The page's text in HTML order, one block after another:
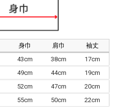
身巾 肩巾
袖丈
43cm 38cm
17cm
49cm 44cm
19cm
52cm 47cm
20cm
55cm 50cm
22cm